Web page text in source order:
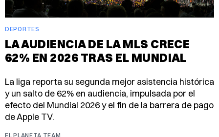
DEPORTES
LA AUDIENCIA DE LA MLS CRECE
62% EN 2026 TRAS EL MUNDIAL
La liga reporta su segunda mejor asistencia histórica
y un salto de 62% en audiencia, impulsada por el
efecto del Mundial 2026 y el fin de la barrera de pago
de Apple TV.
EL PLANETA TEAM